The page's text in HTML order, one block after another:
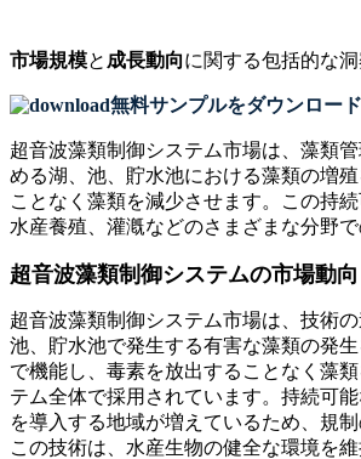
市場規模と 成長動向に関する包括的な
無料サンプルをダウンロード
超音波藻類制御システム市場は、藻類
める湖、池、貯水池における藻類の増
ことなく藻類を減少させます。この持
水産養殖、灌漑などのさまざまな分野
超音波藻類制御システムの市場動向
超音波藻類制御システム市場は、技術
池、貯水池で発生する有害な藻類の発
で機能し、毒素を放出することなく藻
テム全体で採用されています。持続可
を導入する地域が増えているため、規
この技術は、水産生物の健全な環境を